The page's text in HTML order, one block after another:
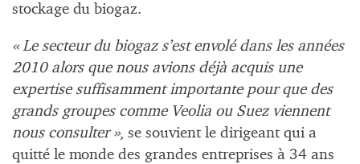
stockage du biogaz.
« Le secteur du biogaz s’est envolé dans les années
2010 alors que nous avions déjà acquis une
expertise suffisamment importante pour que des
grands groupes comme Veolia ou Suez viennent
nous consulter », se souvient le dirigeant qui a
quitté le monde des grandes entreprises à 34 ans